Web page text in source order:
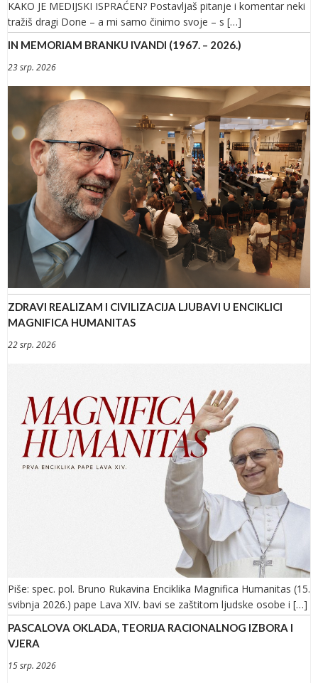
KAKO JE MEDIJSKI ISPRAĆEN? Postavljaš pitanje i komentar neki
tražiš dragi Done – a mi samo činimo svoje – s […]
IN MEMORIAM BRANKU IVANDI (1967. – 2026.)
23 srp. 2026
ZDRAVI REALIZAM I CIVILIZACIJA LJUBAVI U ENCIKLICI
MAGNIFICA HUMANITAS
22 srp. 2026
Piše: spec. pol. Bruno Rukavina Enciklika Magnifica Humanitas (15.
svibnja 2026.) pape Lava XIV. bavi se zaštitom ljudske osobe i […]
PASCALOVA OKLADA, TEORIJA RACIONALNOG IZBORA I
VJERA
15 srp. 2026